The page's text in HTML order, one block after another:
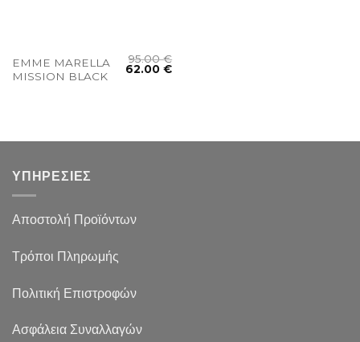
EMME MARELLA
MISSION BLACK
95.00€
62.00€
ΥΠΗΡΕΣΙΕΣ
Αποστολή Προϊόντων
Τρόποι Πληρωμής
Πολιτική Επιστροφών
Ασφάλεια Συναλλαγών